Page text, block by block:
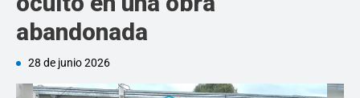
abandonada
28 de junio 2026